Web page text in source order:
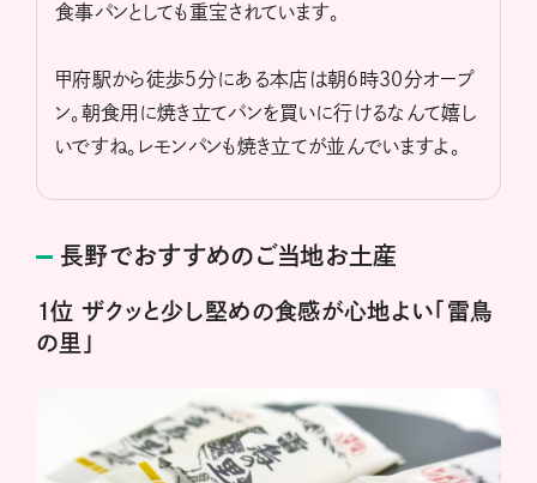
食事パンとしても重宝されています。
甲府駅から徒歩５分にある本店は朝６時30分オープ
ン。朝食用に焼き立てパンを買いに行けるなんて嬉し
いですね。レモンパンも焼き立てが並んでいますよ。
長野でおすすめのご当地お土産
１位 ザクッと少し堅めの食感が心地よい「雷鳥
の里」